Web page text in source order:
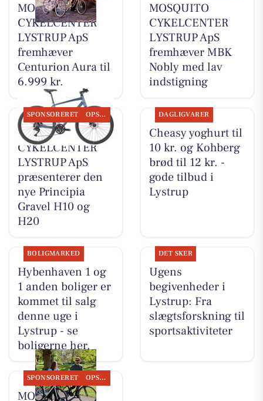
MOSQUITO
CYKELCENTER
LYSTRUP ApS
fremhæver
Centurion Aura til
6.999 kr.
MOSQUITO
CYKELCENTER
LYSTRUP ApS
fremhæver MBK
Nobly med lav
indstigning
SPONSORERET OPSLAGSTAVLEN
MOSQUITO
CYKELCENTER
LYSTRUP ApS
præsenterer den
nye Principia
Gravel H10 og
H20
DAGLIGVARER
Cheasy yoghurt til
10 kr. og Kohberg
brød til 12 kr. -
gode tilbud i
Lystrup
BOLIGMARKED
Hybenhaven 1 og
1 anden boliger er
kommet til salg
denne uge i
Lystrup - se
boligerne her.
DET SKER
Ugens
begivenheder i
Lystrup: Fra
slægtsforskning til
sportsaktiviteter
SPONSORERET OPSLAGSTAVLEN
MOSQUITO